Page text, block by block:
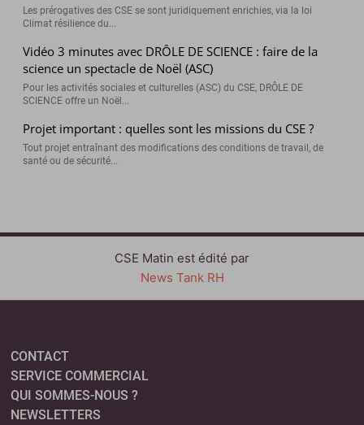
Les prérogatives des CSE se sont juridiquement enrichies, via la loi
Climat résilience du...
Vidéo 3 minutes avec DRÔLE DE SCIENCE : faire de la
science un spectacle de Noël (ASC)
Pour les activités sociales et culturelles (ASC) du CSE, DRÔLE DE
SCIENCE offre un Noël...
Projet important : quelles sont les missions du CSE ?
Tout projet entraînant des modifications des conditions de travail, de
santé ou de sécurité...
CSE Matin est édité par
News Tank RH
CONTACT
SERVICE COMMERCIAL
QUI SOMMES-NOUS ?
NEWSLETTERS